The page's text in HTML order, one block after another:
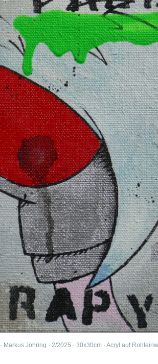
· Markus Jöhring · 2/2025 · 30x30cm · Acryl auf